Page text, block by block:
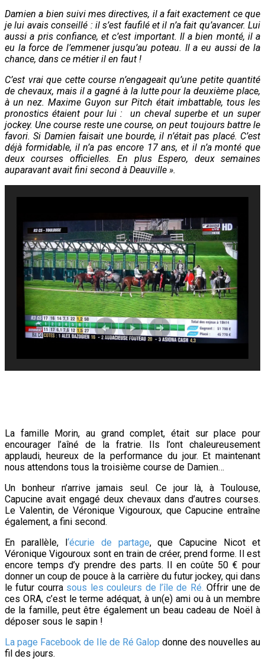
Damien a bien suivi mes directives, il a fait exactement ce que
je lui avais conseillé : il s’est faufilé et il n’a fait qu’avancer. Lui
aussi a pris confiance, et c’est important. Il a bien monté, il a
eu la force de l’emmener jusqu’au poteau. Il a eu aussi de la
chance, dans ce métier il en faut !
C’est vrai que cette course n’engageait qu’une petite quantité
de chevaux, mais il a gagné à la lutte pour la deuxième place,
à un nez. Maxime Guyon sur Pitch était imbattable, tous les
pronostics étaient pour lui : un cheval superbe et un super
jockey. Une course reste une course, on peut toujours battre le
favori. Si Damien faisait une bourde, il n’était pas placé. C’est
déjà formidable, il n’a pas encore 17 ans, et il n’a monté que
deux courses officielles. En plus Espero, deux semaines
auparavant avait fini second à Deauville ».
La famille Morin, au grand complet, était sur place pour
encourager l’aîné de la fratrie. Ils l’ont chaleureusement
applaudi, heureux de la performance du jour. Et maintenant
nous attendons tous la troisième course de Damien…
Un bonheur n’arrive jamais seul. Ce jour là, à Toulouse,
Capucine avait engagé deux chevaux dans d’autres courses.
Le Valentin, de Véronique Vigouroux, que Capucine entraîne
également, a fini second.
En parallèle, l‘écurie de partage, que Capucine Nicot et
Véronique Vigouroux sont en train de créer, prend forme. Il est
encore temps d’y prendre des parts. Il en coûte 50 € pour
donner un coup de pouce à la carrière du futur jockey, qui dans
le futur courra sous les couleurs de l’île de Ré. Offrir une de
ces ORA, c’est le terme adéquat, à un(e) ami ou à un membre
de la famille, peut être également un beau cadeau de Noël à
déposer sous le sapin !
La page Facebook de Ile de Ré Galop donne des nouvelles au
fil des jours.